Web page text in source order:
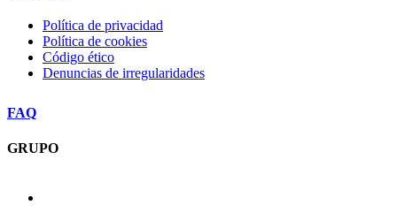
Política de privacidad
Política de cookies
Código ético
Denuncias de irregularidades
FAQ
GRUPO